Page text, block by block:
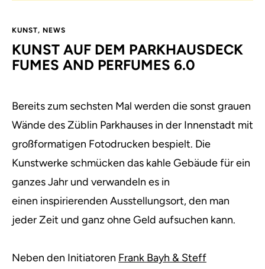
KUNST, NEWS
KUNST AUF DEM PARKHAUSDECK
FUMES AND PERFUMES 6.0
Bereits zum sechsten Mal werden die sonst grauen
Wände des Züblin Parkhauses in der Innenstadt mit
großformatigen Fotodrucken bespielt. Die
Kunstwerke schmücken das kahle Gebäude für ein
ganzes Jahr und verwandeln es in
einen inspirierenden Ausstellungsort, den man
jeder Zeit und ganz ohne Geld aufsuchen kann.
Neben den Initiatoren Frank Bayh & Steff